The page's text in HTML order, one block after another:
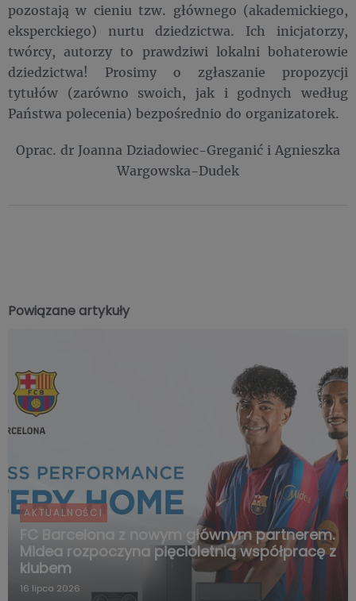
pozostają w cieniu tzw. głównego (akademickiego,
eksperckiego) nurtu dziedzictwa. Ich inicjatorzy,
twórcy, autorzy to prawdziwi lokalni bohaterowie
dziedzictwa! Prosimy o zgłaszanie propozycji
tytułów (zarówno swoich, jak i godnych według
Państwa polecenia) bezpośrednio do organizatorek.
Oprac. dr Joanna Dziadowiec-Greganić i Agnieszka
Wargowska-Dudek
Powiązane artykuły
AKTUALNOŚCI
FC Barcelona z nowym głównym partnerem.
Midea rozpoczyna pięcioletnią współpracę z
klubem
16 lipca 2026